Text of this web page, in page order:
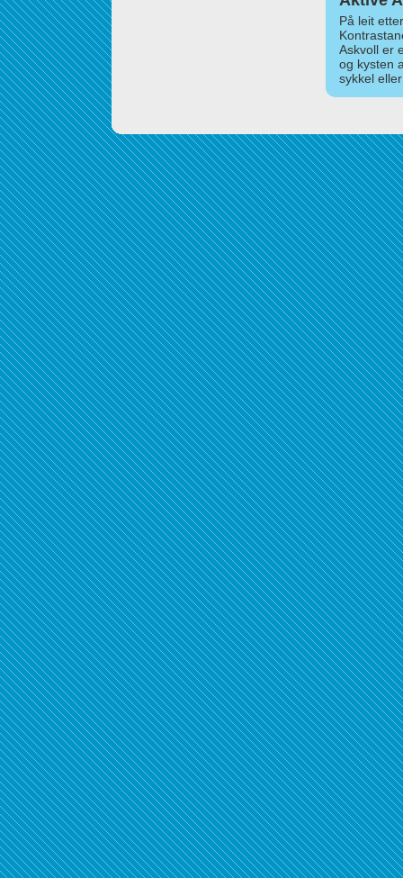
På leit
Askvoll er
og kysten
sykkel